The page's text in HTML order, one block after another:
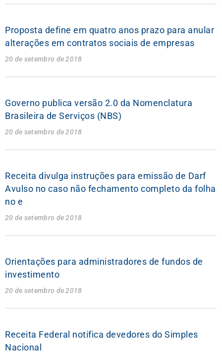
Proposta define em quatro anos prazo para anular
alterações em contratos sociais de empresas
20 de setembro de 2018
Governo publica versão 2.0 da Nomenclatura
Brasileira de Serviços (NBS)
20 de setembro de 2018
Receita divulga instruções para emissão de Darf
Avulso no caso não fechamento completo da folha
no e
20 de setembro de 2018
Orientações para administradores de fundos de
investimento
20 de setembro de 2018
Receita Federal notifica devedores do Simples
Nacional